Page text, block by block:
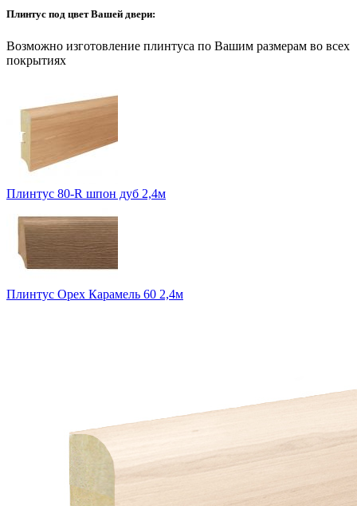
Плинтус под цвет Вашей двери:
Возможно изготовление плинтуса по Вашим размерам во всех
покрытиях
Плинтус 80-R шпон дуб 2,4м
Плинтус Орех Карамель 60 2,4м